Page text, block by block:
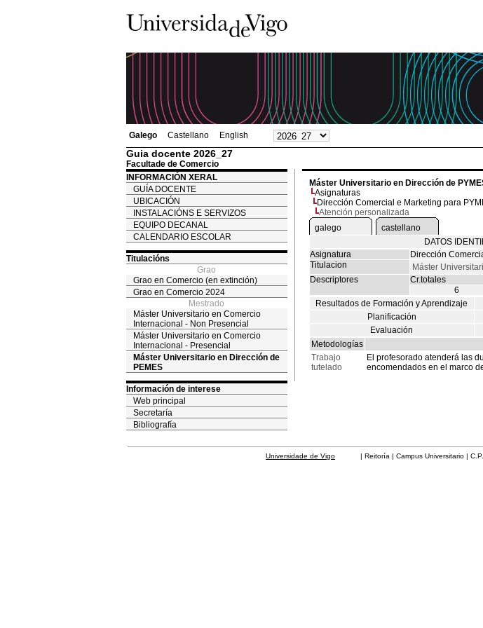
Galego Castellano English
Guia docente 2026_27
Facultade de Comercio
INFORMACIÓN XERAL
GUÍA DOCENTE
UBICACIÓN
INSTALACIÓNS E SERVIZOS
EQUIPO DECANAL
CALENDARIO ESCOLAR
Titulacións
Grao
Grao en Comercio (en extinción)
Grao en Comercio 2024
Mestrado
Máster Universitario en Comercio
Internacional - Non Presencial
Máster Universitario en Comercio
Internacional - Presencial
Máster Universitario en Dirección de
PEMES
Información de interese
Web principal
Secretaría
Bibliografía
Máster Universitario en Dirección de
Asignaturas
Dirección Comercial e Marketing para
Atención personalizada
galego
castellano
DATOS
Asignatura
Dirección
Titulacion
Máster
Descriptores
Cr.totales
6
Resultados de Formación y Aprendizaje
Planificación
Evaluación
Metodologías
Trabajo
tutelado
El profesorado atenderá las
encomendados en el marco
Universidade de Vigo | Reitoría | Campus Universitario | C.P.